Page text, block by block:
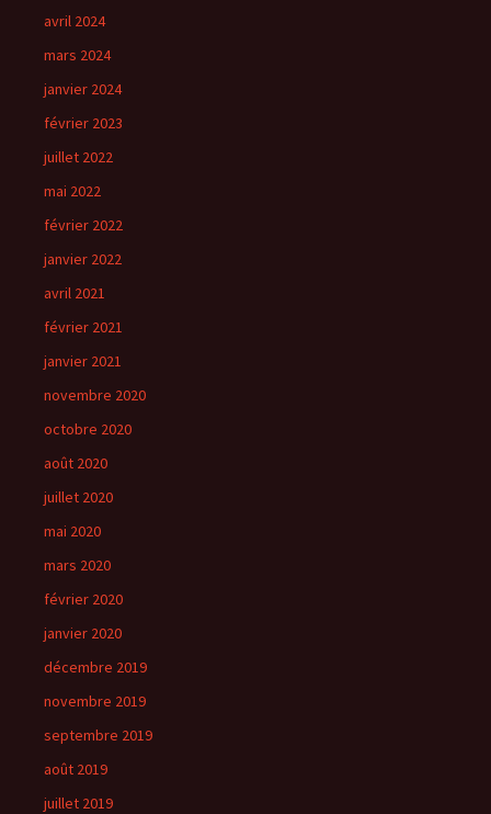
avril 2024
mars 2024
janvier 2024
février 2023
juillet 2022
mai 2022
février 2022
janvier 2022
avril 2021
février 2021
janvier 2021
novembre 2020
octobre 2020
août 2020
juillet 2020
mai 2020
mars 2020
février 2020
janvier 2020
décembre 2019
novembre 2019
septembre 2019
août 2019
juillet 2019